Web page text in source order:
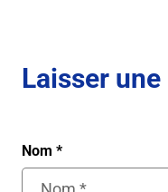
Laisser
Nom *